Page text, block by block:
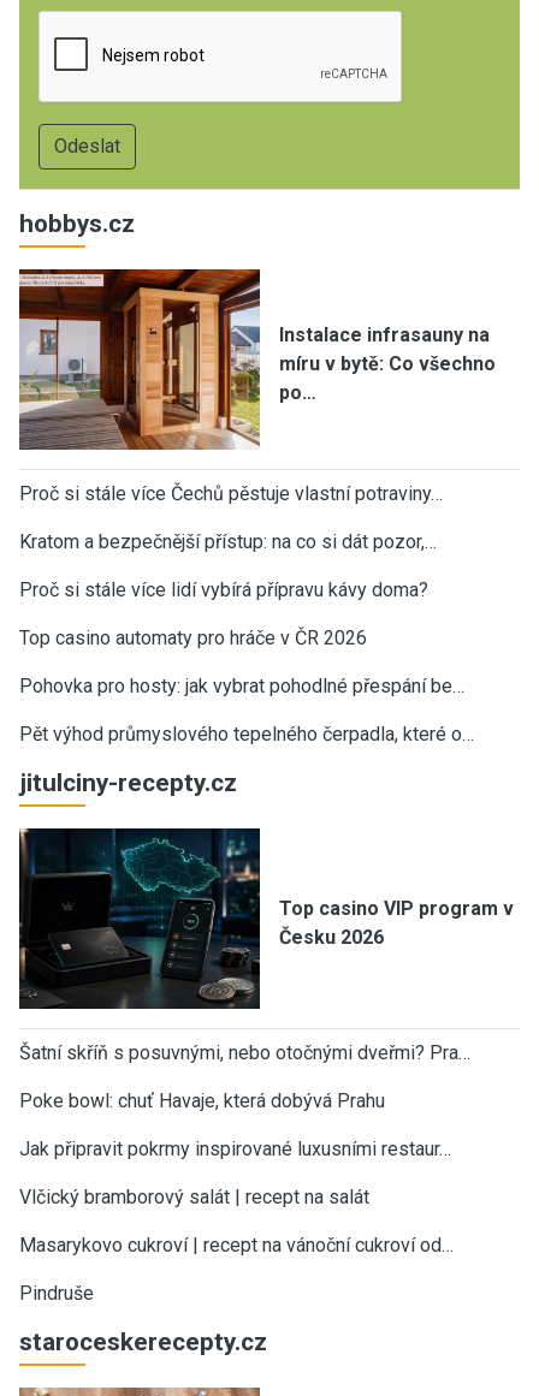
hobbys.cz
Instalace infrasauny na
míru v bytě: Co všechno
po…
Proč si stále více Čechů pěstuje vlastní potraviny…
Kratom a bezpečnější přístup: na co si dát pozor,…
Proč si stále více lidí vybírá přípravu kávy doma?
Top casino automaty pro hráče v ČR 2026
Pohovka pro hosty: jak vybrat pohodlné přespání be…
Pět výhod průmyslového tepelného čerpadla, které o…
jitulciny-recepty.cz
Top casino VIP program v
Česku 2026
Šatní skříň s posuvnými, nebo otočnými dveřmi? Pra…
Poke bowl: chuť Havaje, která dobývá Prahu
Jak připravit pokrmy inspirované luxusními restaur…
Vlčický bramborový salát | recept na salát
Masarykovo cukroví | recept na vánoční cukroví od…
Pindruše
staroceskerecepty.cz